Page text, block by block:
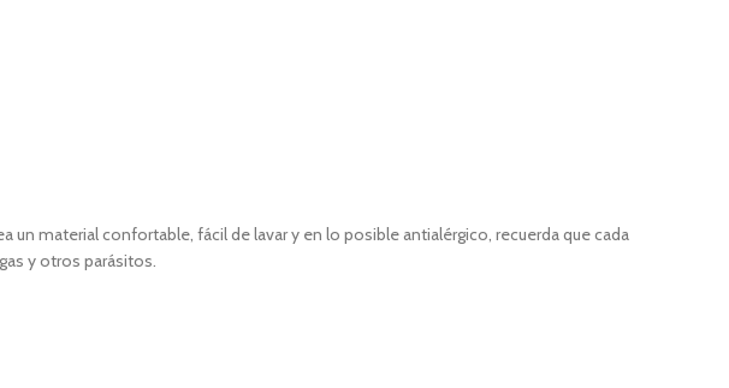
material confortable, fácil de lavar y en lo posible antialérgico, recuerda que cada
y otros parásitos.